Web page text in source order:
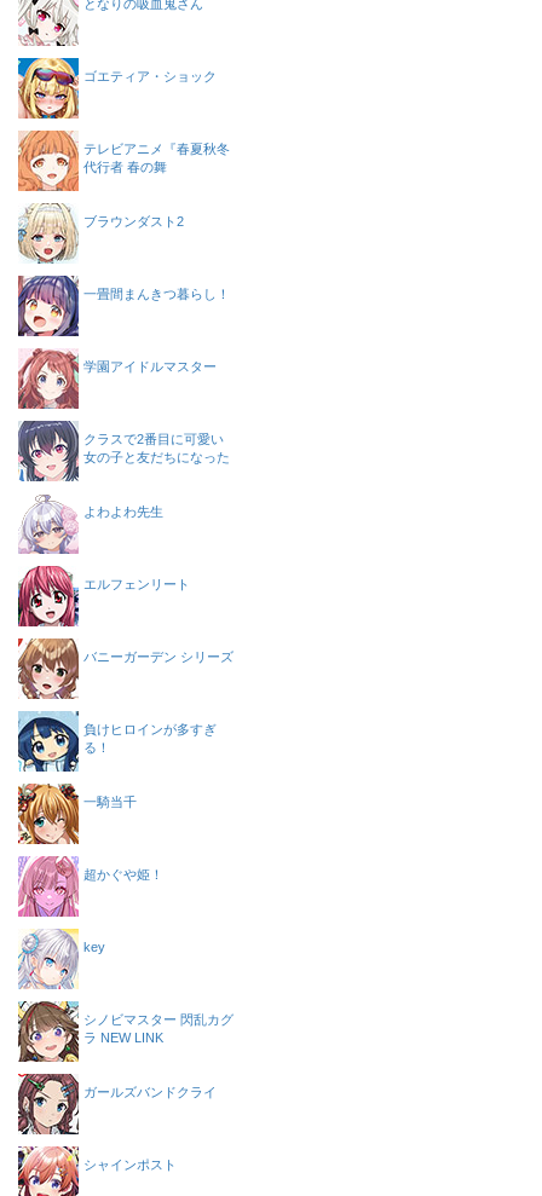
となりの吸血鬼さん
ゴエティア・ショック
テレビアニメ『春夏秋冬
代行者 春の舞
ブラウンダスト2
一畳間まんきつ暮らし！
学園アイドルマスター
クラスで2番目に可愛い
女の子と友だちになった
よわよわ先生
エルフェンリート
バニーガーデン シリーズ
負けヒロインが多すぎ
る！
一騎当千
超かぐや姫！
key
シノビマスター 閃乱カグ
ラ NEW LINK
ガールズバンドクライ
シャインポスト